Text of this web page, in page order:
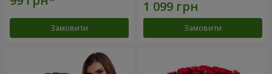
Замовити Замовити